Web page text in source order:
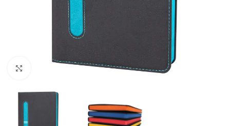
Büyütmek için tıklayın